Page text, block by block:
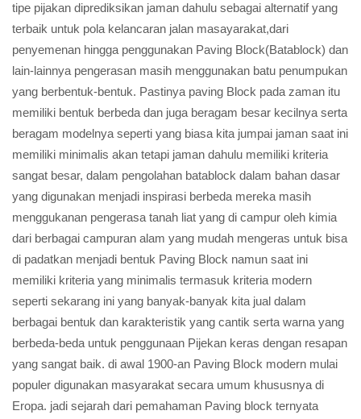
tipe pijakan diprediksikan jaman dahulu sebagai alternatif yang
terbaik untuk pola kelancaran jalan masayarakat,dari
penyemenan hingga penggunakan Paving Block(Batablock) dan
lain-lainnya pengerasan masih menggunakan batu penumpukan
yang berbentuk-bentuk. Pastinya paving Block pada zaman itu
memiliki bentuk berbeda dan juga beragam besar kecilnya serta
beragam modelnya seperti yang biasa kita jumpai jaman saat ini
memiliki minimalis akan tetapi jaman dahulu memiliki kriteria
sangat besar, dalam pengolahan batablock dalam bahan dasar
yang digunakan menjadi inspirasi berbeda mereka masih
menggukanan pengerasa tanah liat yang di campur oleh kimia
dari berbagai campuran alam yang mudah mengeras untuk bisa
di padatkan menjadi bentuk Paving Block namun saat ini
memiliki kriteria yang minimalis termasuk kriteria modern
seperti sekarang ini yang banyak-banyak kita jual dalam
berbagai bentuk dan karakteristik yang cantik serta warna yang
berbeda-beda untuk penggunaan Pijekan keras dengan resapan
yang sangat baik. di awal 1900-an Paving Block modern mulai
populer digunakan masyarakat secara umum khususnya di
Eropa. jadi sejarah dari pemahaman Paving block ternyata